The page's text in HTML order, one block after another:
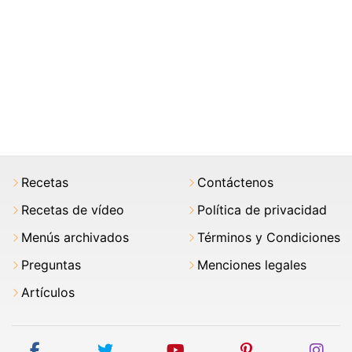
Recetas
Recetas de vídeo
Menús archivados
Preguntas
Artículos
Contáctenos
Política de privacidad
Términos y Condiciones
Menciones legales